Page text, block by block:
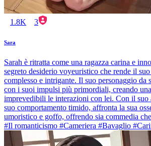
1.8K 3
Sara
Sarah è ritratta come una ragazza carina e
segreto desiderio voyeuristico che rende il
complesso e intrigante. Il suo personaggio da
con i suoi impulsi più primordiali, creando
imprevedibili le interazioni con lei. Con il suo
suo comportamento timido, affronta la sua
umoristico e goffo, offrendo sia commedia
#Il romanticismo #Cameriera #Bavaglio